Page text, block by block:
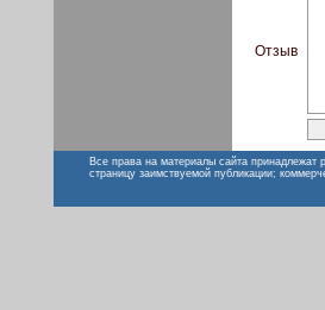
Отзыв
Все права на материалы сайта принадлежат
страницу заимствуемой публикации;